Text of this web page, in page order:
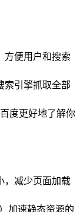
方便用户和搜索
索引擎抓取全部
度更好地了解你
，减少页面加载
加速静态资源的